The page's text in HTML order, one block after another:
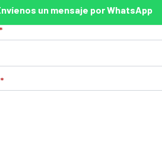
un mensaje por WhatsApp
*
*